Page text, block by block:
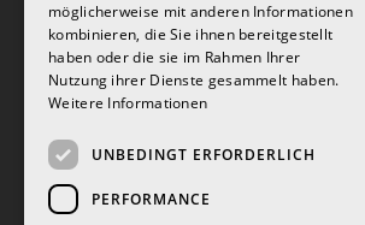
JOBS
AKQUISITION
VERMARKTUNG
KONTAKT
→ Adressen und Anfahrt
möglicherweise mit anderen Informationen
kombinieren, die Sie ihnen bereitgestellt
haben oder die sie im Rahmen Ihrer
Nutzung ihrer Dienste gesammelt haben.
Weitere Informationen
UNBEDINGT ERFORDERLICH
PERFORMANCE